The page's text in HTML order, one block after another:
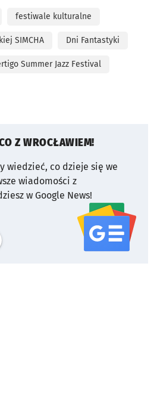
festiwale kulturalne
SIMCHA Dni Fantastyki
Summer Jazz Festival
Z WROCŁAWIEM!
wiedzieć, co dzieje się we
wiadomości z
w Google News!
serwisu